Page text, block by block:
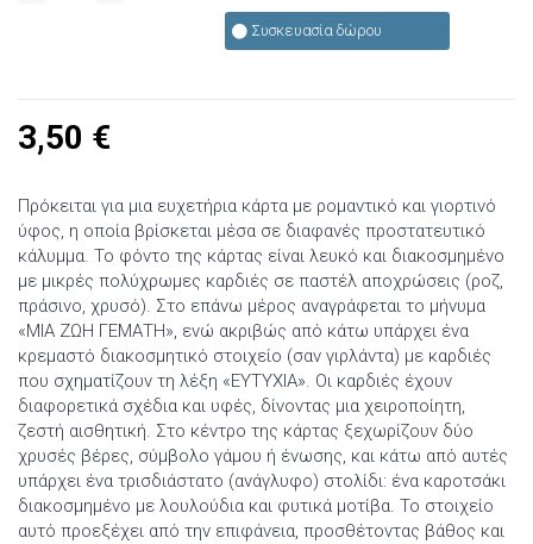
Συσκευασία δώρου
3,50 €
Πρόκειται για μια ευχετήρια κάρτα με ρομαντικό και γιορτινό
ύφος, η οποία βρίσκεται μέσα σε διαφανές προστατευτικό
κάλυμμα. Το φόντο της κάρτας είναι λευκό και διακοσμημένο
με μικρές πολύχρωμες καρδιές σε παστέλ αποχρώσεις (ροζ,
πράσινο, χρυσό). Στο επάνω μέρος αναγράφεται το μήνυμα
«ΜΙΑ ΖΩΗ ΓΕΜΑΤΗ», ενώ ακριβώς από κάτω υπάρχει ένα
κρεμαστό διακοσμητικό στοιχείο (σαν γιρλάντα) με καρδιές
που σχηματίζουν τη λέξη «ΕΥΤΥΧΙΑ». Οι καρδιές έχουν
διαφορετικά σχέδια και υφές, δίνοντας μια χειροποίητη,
ζεστή αισθητική. Στο κέντρο της κάρτας ξεχωρίζουν δύο
χρυσές βέρες, σύμβολο γάμου ή ένωσης, και κάτω από αυτές
υπάρχει ένα τρισδιάστατο (ανάγλυφο) στολίδι: ένα καροτσάκι
διακοσμημένο με λουλούδια και φυτικά μοτίβα. Το στοιχείο
αυτό προεξέχει από την επιφάνεια, προσθέτοντας βάθος και